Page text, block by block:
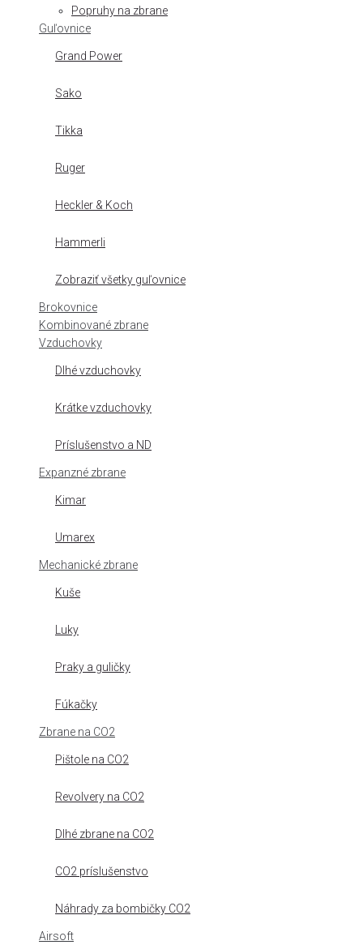
Popruhy na zbrane
Guľovnice
Grand Power
Sako
Tikka
Ruger
Heckler & Koch
Hammerli
Zobraziť všetky guľovnice
Brokovnice
Kombinované zbrane
Vzduchovky
Dlhé vzduchovky
Krátke vzduchovky
Príslušenstvo a ND
Expanzné zbrane
Kimar
Umarex
Mechanické zbrane
Kuše
Luky
Praky a guličky
Fúkačky
Zbrane na CO2
Pištole na CO2
Revolvery na CO2
Dlhé zbrane na CO2
CO2 príslušenstvo
Náhrady za bombičky CO2
Airsoft